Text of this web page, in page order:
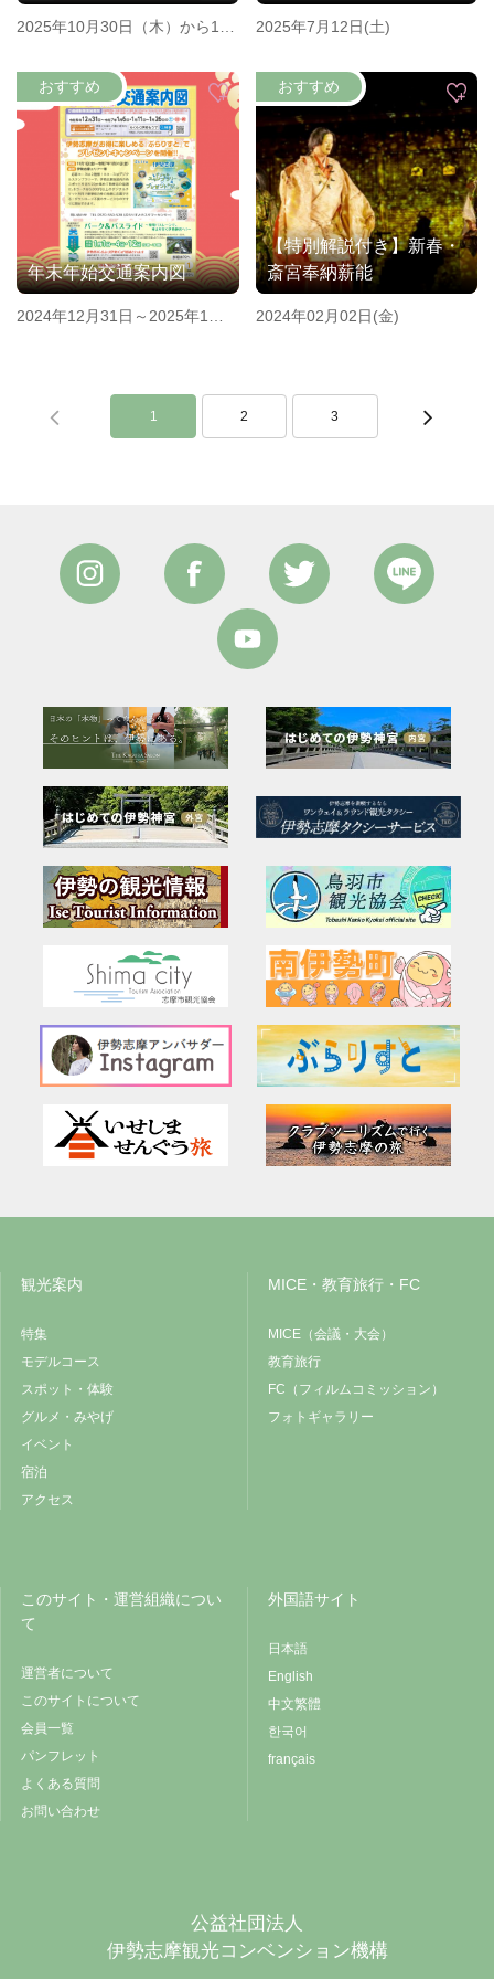
2025年10月30日（木）から11
2025年7月12日(土)
年末年始交通案内図
2024年12月31日～2025年1月5
【特別解説付き】新春・
斎宮奉納薪能
2024年02月02日(金)
1 2 3
観光案内
特集
モデルコース
スポット・体験
グルメ・みやげ
イベント
宿泊
アクセス
MICE・教育旅行・FC
MICE（会議・大会）
教育旅行
FC（フィルムコミッション）
フォトギャラリー
このサイト・運営組織につい
て
運営者について
このサイトについて
会員一覧
パンフレット
よくある質問
お問い合わせ
外国語サイト
日本語
English
中文繁體
한국어
français
公益社団法人
伊勢志摩観光コンベンション機構